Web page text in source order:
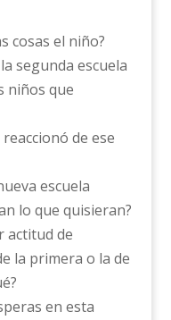
cosas el niño?
segunda escuela
niños que
de ese
escuela
lo que quisieran?
actitud de
la primera o la de
en esta